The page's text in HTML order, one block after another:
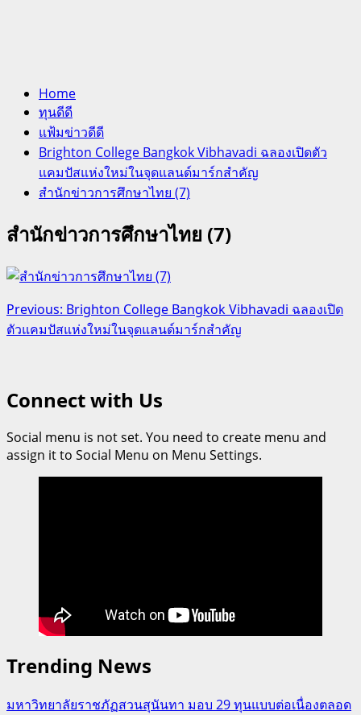
Home
ทุนดีดี
แฟ้มข่าวดีดี
Brighton College Bangkok Vibhavadi ฉลองเปิดตัว
แคมปัสแห่งใหม่ในจุดแลนด์มาร์กสำคัญ
สำนักข่าวการศึกษาไทย (7)
สำนักข่าวการศึกษาไทย (7)
Post
navigation
Previous: Brighton College Bangkok Vibhavadi ฉลองเปิด
ตัวแคมปัสแห่งใหม่ในจุดแลนด์มาร์กสำคัญ
Connect with Us
Social menu is not set. You need to create menu and
assign it to Social Menu on Menu Settings.
Trending News
มหาวิทยาลัยราชภัฏสวนสุนันทา มอบ 29 ทุนแบบต่อเนื่องตลอด